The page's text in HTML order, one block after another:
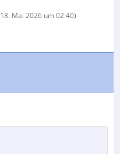
18. Mai 2026 um 02:40)